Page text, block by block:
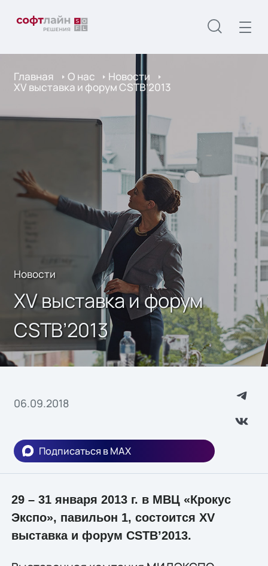
Главная О нас Новости
XV выставка и форум CSTB’2013
Новости
XV выставка и форум
CSTB’2013
06.09.2018
Подписаться в MAX
29 – 31 января 2013 г. в МВЦ «Крокус
Экспо», павильон 1, состоится XV
выставка и форум CSTB’2013.